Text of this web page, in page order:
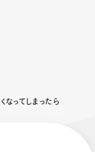
なってしまったら